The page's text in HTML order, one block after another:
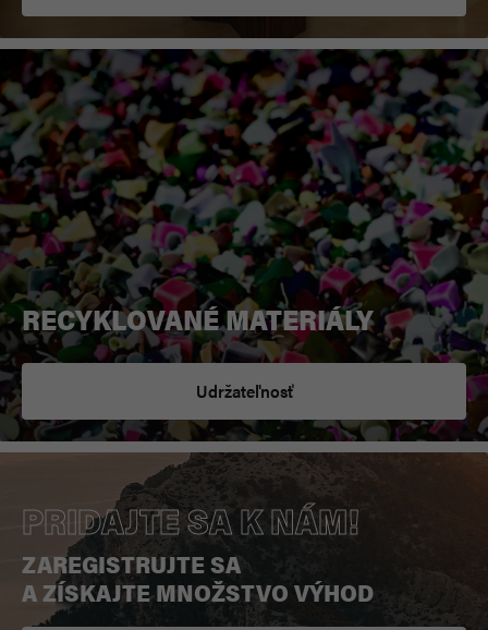
RECYKLOVANÉ MATERIÁLY
Udržateľnosť
PRIDAJTE SA K NÁM!
ZAREGISTRUJTE SA
A ZÍSKAJTE MNOŽSTVO VÝHOD